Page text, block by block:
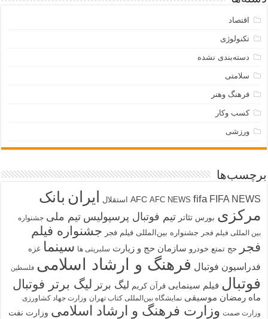
اقتصاد
تکنولوژی
دسته‌بندی نشده
سلامتی
فرهنگ وهنر
کسب وکار
ورزشی
برچسب‌ها
AFC AFC NEWS fifa FIFA NEWS استقلال ایران بانک
مرکزی بورس تئاتر تیم فوتبال پرسپولیس تیم ملی جشنواره
بین المللی فیلم فجر جشنواره بین‌المللی فیلم فجر جشنواره فیلم
فجر
حج تمتع خودرو سازمان حج و زیارت سلبریتی ها سینما غزه
فدراسیون فوتبال فرهنگ و ارشاد اسلامی فلسطین
فوتبال فیلم سینمایی قرآن کریم لیگ برتر لیگ برتر فوتبال
ماه رمضان موسیقی نمایشگاه بین‌المللی کتاب تهران وزارت جهاد کشاورزی
وزارت صمت وزارت فرهنگ و ارشاد اسلامی وزارت نفت